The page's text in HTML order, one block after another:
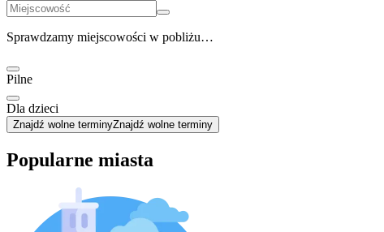
Sprawdzamy miejscowości w pobliżu…
Pilne
Dla dzieci
Znajdź wolne terminyZnajdź wolne terminy
Popularne miasta